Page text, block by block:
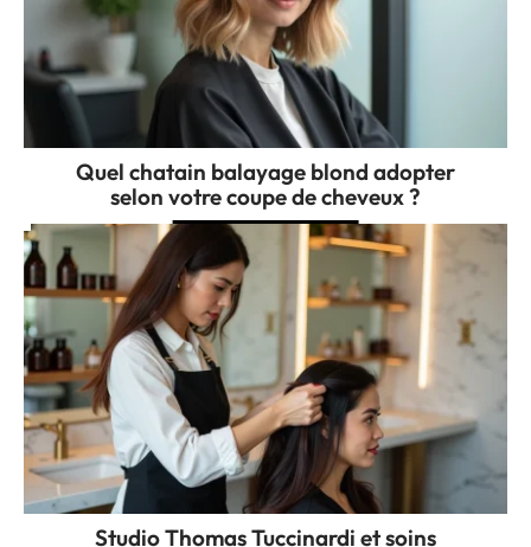
Quel chatain balayage blond adopter
selon votre coupe de cheveux ?
Studio Thomas Tuccinardi et soins